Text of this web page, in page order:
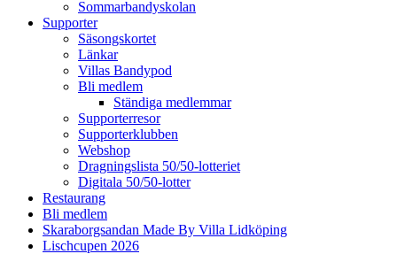
Sommarbandyskolan
Supporter
Säsongskortet
Länkar
Villas Bandypod
Bli medlem
Ständiga medlemmar
Supporterresor
Supporterklubben
Webshop
Dragningslista 50/50-lotteriet
Digitala 50/50-lotter
Restaurang
Bli medlem
Skaraborgsandan Made By Villa Lidköping
Lischcupen 2026